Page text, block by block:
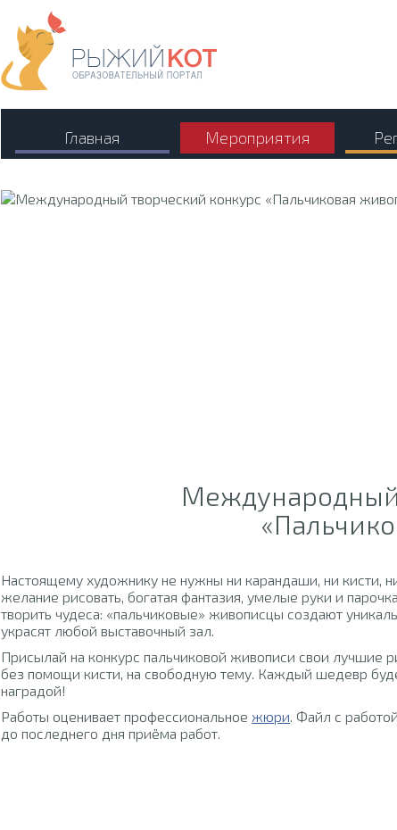
Главная Мероприятия
Международный
Настоящему художнику не нужны ни карандаши, ни кисти,
желание рисовать, богатая фантазия, умелые руки и
творить чудеса: «пальчиковые» живописцы создают
украсят любой выставочный зал.
Присылай на конкурс пальчиковой живописи свои лучшие
без помощи кисти, на свободную тему. Каждый шедевр
наградой!
Работы оценивает профессиональное жюри. Файл с
до последнего дня приёма работ.